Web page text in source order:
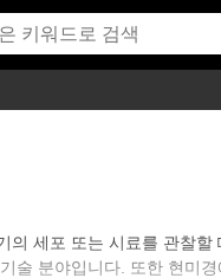
세포 또는 시료를 관찰
술 분야입니다. 또한 현미